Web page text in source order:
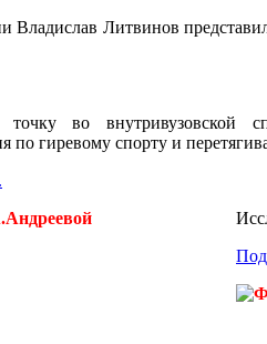
Литвинов
во внутривузовской
по гиревому спорту и